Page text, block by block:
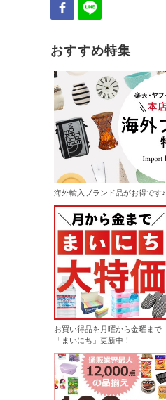
おすすめ特集
海外輸入ブランド品がお得です♪
お買い得品を月曜から金曜まで
「まいにち」更新中！